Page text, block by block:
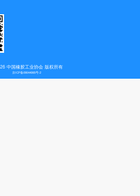
息准确、信息所述内容及观点的客观公正，但不保
并不构成对客户的直接决策建议，客户不应以此取